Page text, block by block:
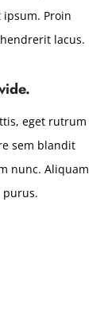
ipsum. Proin
lacus.
eget rutrum
sem blandit
nunc. Aliquam
purus.